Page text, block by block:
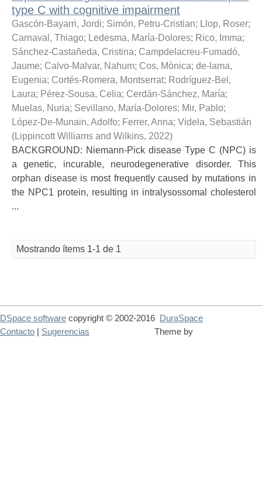
type C with cognitive impairment
Gascón-Bayarri, Jordi; Simón, Petru-Cristian; Llop, Roser;
Carnaval, Thiago; Ledesma, María-Dolores; Rico, Imma;
Sánchez-Castañeda, Cristina; Campdelacreu-Fumadó,
Jaume; Calvo-Malvar, Nahum; Cos, Mònica; de-lama,
Eugenia; Cortés-Romera, Montserrat; Rodríguez-Bel,
Laura; Pérez-Sousa, Celia; Cerdán-Sánchez, María;
Muelas, Nuria; Sevillano, María-Dolores; Mir, Pablo;
López-De-Munain, Adolfo; Ferrer, Anna; Videla, Sebastián
(Lippincott Williams and Wilkins, 2022)
BACKGROUND: Niemann-Pick disease Type C (NPC) is
a genetic, incurable, neurodegenerative disorder. This
orphan disease is most frequently caused by mutations in
the NPC1 protein, resulting in intralysossomal cholesterol
...
Mostrando ítems 1-1 de 1
DSpace software copyright © 2002-2016
DuraSpace
Theme by
Contacto Sugerencias